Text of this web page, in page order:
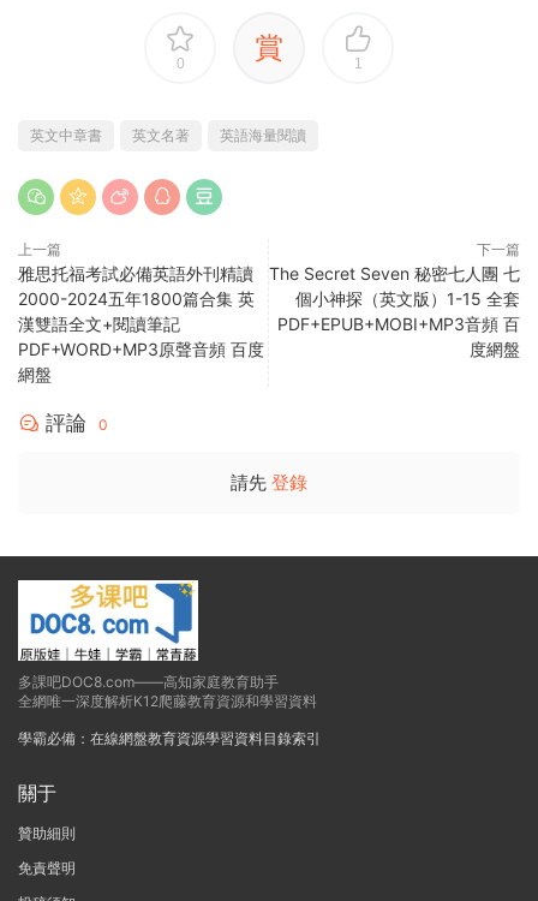
0 賞 1
英文中章書 英文名著 英語海量閱讀
上一篇
雅思托福考試必備英語外刊精讀
2000-2024五年1800篇合集 英
漢雙語全文+閱讀筆記
PDF+WORD+MP3原聲音頻 百度
網盤
下一篇
The Secret Seven 秘密七人團 七
個小神探（英文版）1-15 全套
PDF+EPUB+MOBI+MP3音頻 百
度網盤
評論 0
請先 登錄
多課吧DOC8.com——高知家庭教育助手
全網唯一深度解析K12爬藤教育資源和學習資料
學霸必備：在線網盤教育資源學習資料目錄索引
關于
贊助細則
免責聲明